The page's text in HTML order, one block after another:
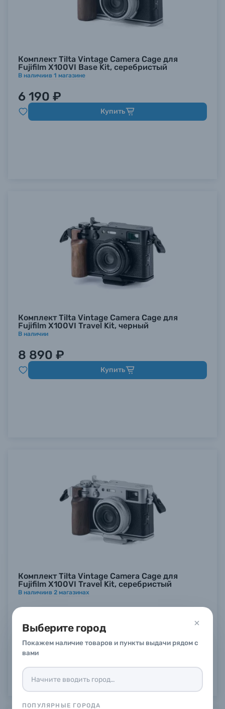
Выберите город
Покажем наличие товаров и пункты выдачи рядом с
вами
ПОПУЛЯРНЫЕ ГОРОДА
Комплект Tilta Vintage Camera Cage для
Fujifilm X100VI Base Kit, серебристый
В наличиив 1 магазине
6 190 ₽
Купить
Комплект Tilta Vintage Camera Cage для
Fujifilm X100VI Travel Kit, черный
В наличии
8 890 ₽
Купить
Комплект Tilta Vintage Camera Cage для
Fujifilm X100VI Travel Kit, серебристый
В наличиив 2 магазинах
Купить